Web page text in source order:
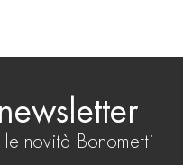
le novità Bonometti